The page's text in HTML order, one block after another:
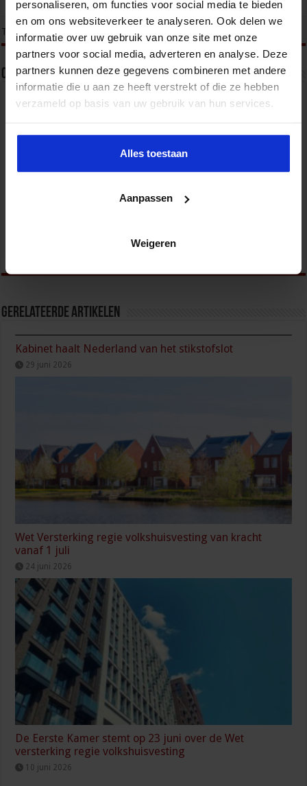
personaliseren, om functies voor social media te bieden
en om ons websiteverkeer te analyseren. Ook delen we
informatie over uw gebruik van onze site met onze
partners voor social media, adverteren en analyse. Deze
partners kunnen deze gegevens combineren met andere
informatie die u aan ze heeft verstrekt of die ze hebben
verzameld op basis van uw gebruik van hun services.
Alles toestaan
Aanpassen
Weigeren
tweet
Tags WONEN & GEBIEDSONTWIKKELING
Over Bregje van den Biggelaar
Congres- en opleidingsmanager binnen het
maatschappelijke ontwikkelingen en de
informatiebehoefte van professionals vertaalt zij
complexe vraagstukken naar programma’s die
direct aansluiten op de praktijk. Afgelopen jaar ontwikkelde zij onder
praktijk. Voor congressen stelt zij inhoudelijk sterke en actuele
programma’s samen op het snijvlak van energie en duurzaamheid,
Gerelateerde Artikelen
Kabinet haalt Nederland van het stikstofslot
29 juni 2026
Wet Versterking regie volkshuisvesting van kracht
vanaf 1 juli
24 juni 2026
De Eerste Kamer stemt op 23 juni over de Wet
versterking regie volkshuisvesting
10 juni 2026